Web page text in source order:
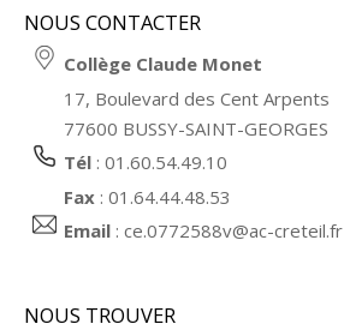
NOUS CONTACTER
Collège Claude Monet
17, Boulevard des Cent Arpents
77600 BUSSY-SAINT-GEORGES
Tél : 01.60.54.49.10
Fax : 01.64.44.48.53
Email :ce.0772588v@ac-creteil.fr
NOUS TROUVER